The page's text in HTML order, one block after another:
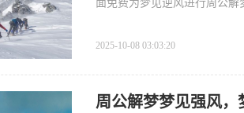
2025-10-08 03:03:20
周公解梦梦见强风